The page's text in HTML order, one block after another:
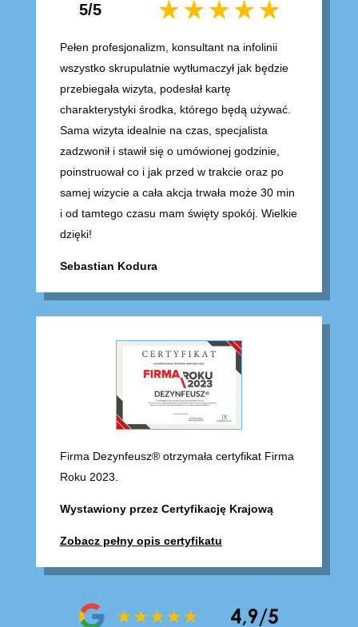
5/5
Pełen profesjonalizm, konsultant na infolinii
wszystko skrupulatnie wytłumaczył jak będzie
przebiegała wizyta, podesłał kartę
charakterystyki środka, którego będą używać.
Sama wizyta idealnie na czas, specjalista
zadzwonił i stawił się o umówionej godzinie,
poinstruował co i jak przed w trakcie oraz po
samej wizycie a cała akcja trwała może 30 min
i od tamtego czasu mam święty spokój. Wielkie
dzięki!
Sebastian Kodura
Firma Dezynfeusz® otrzymała certyfikat Firma
Roku 2023.
Wystawiony przez Certyfikację Krajową
Zobacz pełny opis certyfikatu